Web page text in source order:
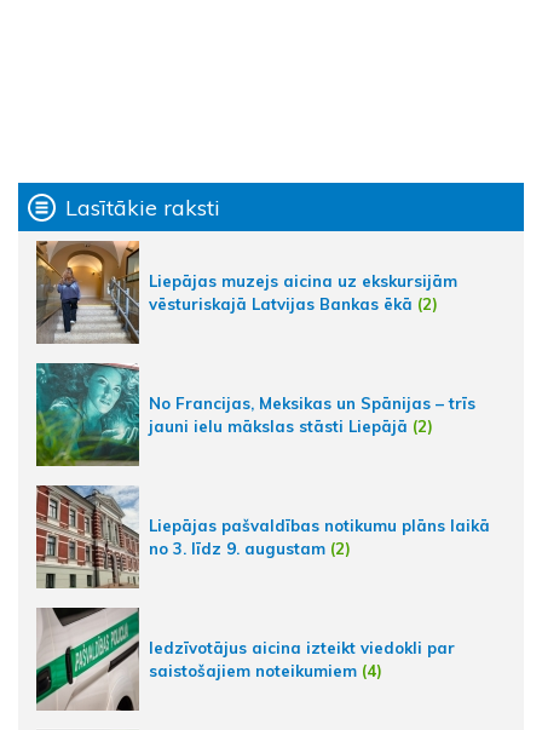
Lasītākie raksti
Liepājas muzejs aicina uz ekskursijām
vēsturiskajā Latvijas Bankas ēkā (2)
No Francijas, Meksikas un Spānijas – trīs
jauni ielu mākslas stāsti Liepājā (2)
Liepājas pašvaldības notikumu plāns laikā
no 3. līdz 9. augustam (2)
Iedzīvotājus aicina izteikt viedokli par
saistošajiem noteikumiem (4)